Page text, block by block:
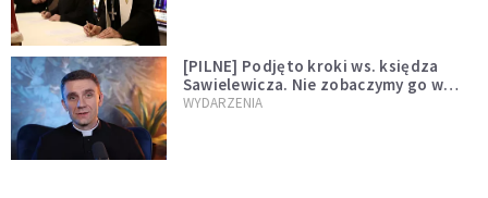
[PILNE] Podjęto kroki ws. księdza
Sawielewicza. Nie zobaczymy go w
mediach
WYDARZENIA